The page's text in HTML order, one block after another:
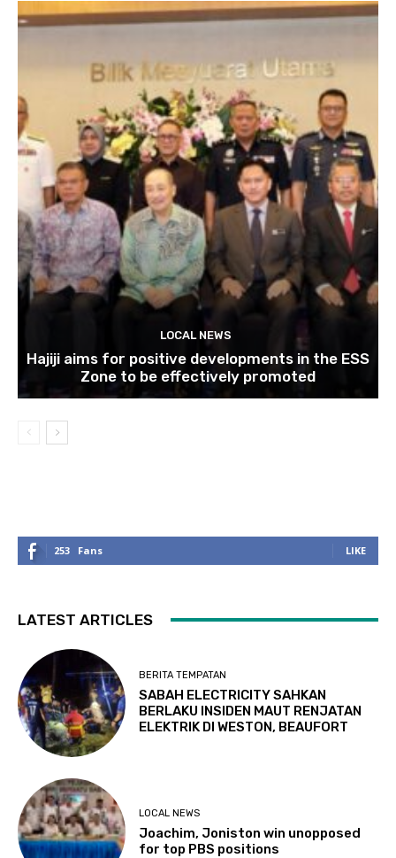
LOCAL NEWS
Hajiji aims for positive developments in the ESS
Zone to be effectively promoted
253 Fans LIKE
LATEST ARTICLES
BERITA TEMPATAN
SABAH ELECTRICITY SAHKAN
BERLAKU INSIDEN MAUT RENJATAN
ELEKTRIK DI WESTON, BEAUFORT
LOCAL NEWS
Joachim, Joniston win unopposed
for top PBS positions